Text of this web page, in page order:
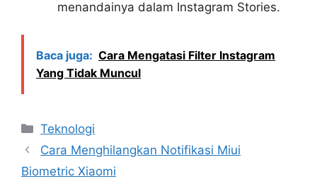
menandainya dalam Instagram Stories.
Baca juga: Cara Mengatasi Filter Instagram
Yang Tidak Muncul
Kategori
Teknologi
Cara Menghilangkan Notifikasi Miui
Biometric Xiaomi